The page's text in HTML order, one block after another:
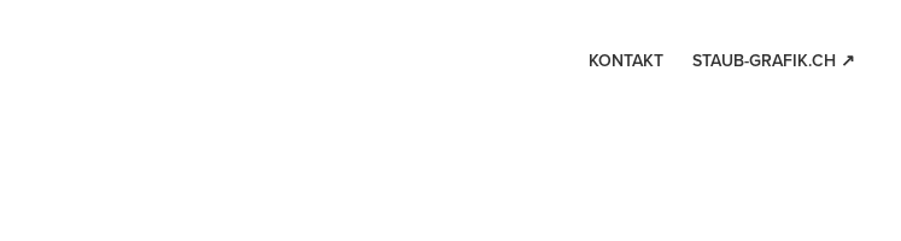
KONTAKT STAUB-GRAFIK.CH ↗︎